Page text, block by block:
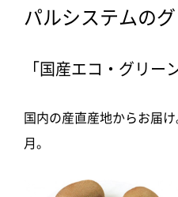
パルシステムの
「国産エコ・グリー
国内の産直産地からお届
月。